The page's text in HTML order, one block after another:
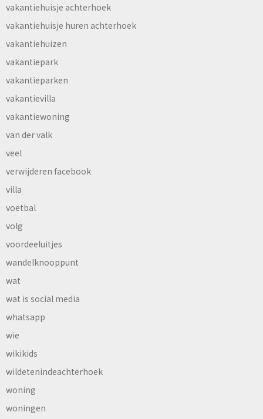
vakantiehuisje achterhoek
vakantiehuisje huren achterhoek
vakantiehuizen
vakantiepark
vakantieparken
vakantievilla
vakantiewoning
van der valk
veel
verwijderen facebook
villa
voetbal
volg
voordeeluitjes
wandelknooppunt
wat
wat is social media
whatsapp
wie
wikikids
wildetenindeachterhoek
woning
woningen